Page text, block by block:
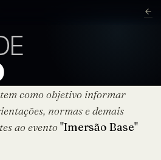
como objetivo informar
normas e demais
ao evento"Imersão Base"